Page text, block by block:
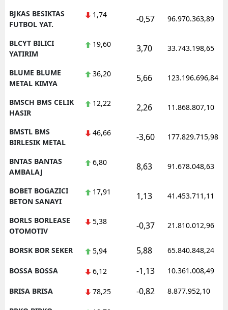
BJKAS BESIKTAS
FUTBOL YAT.
1,74 -0,57 96.970.363,89
BLCYT BILICI
YATIRIM
19,60 3,70 33.743.198,65
BLUME BLUME
METAL KIMYA
36,20 5,66 123.196.696,84
BMSCH BMS CELIK
HASIR
12,22 2,26 11.868.807,10
BMSTL BMS
BIRLESIK METAL
46,66 -3,60 177.829.715,98
BNTAS BANTAS
AMBALAJ
6,80 8,63 91.678.048,63
BOBET BOGAZICI
BETON SANAYI
17,91 1,13 41.453.711,11
BORLS BORLEASE
OTOMOTIV
5,38 -0,37 21.810.012,96
BORSK BOR SEKER 5,94 5,88 65.840.848,24
BOSSA BOSSA 6,12 -1,13 10.361.008,49
BRISA BRISA 78,25 -0,82 8.877.952,10